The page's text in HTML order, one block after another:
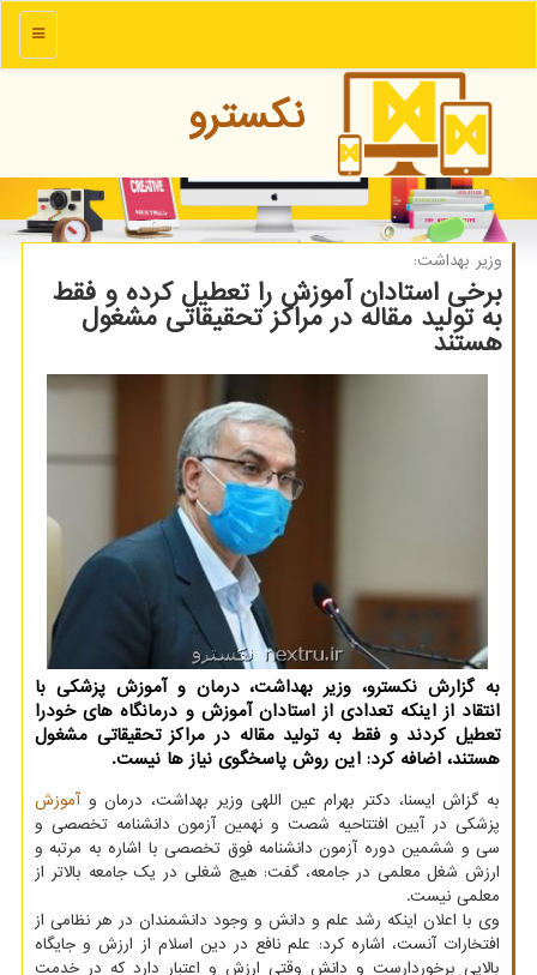
منو
نكسترو
وزیر بهداشت:
برخی استادان آموزش را تعطیل کرده و فقط
به تولید مقاله در مراکز تحقیقاتی مشغول
هستند
به گزارش نکسترو، وزیر بهداشت، درمان و آموزش پزشکی با
انتقاد از اینکه تعدادی از استادان آموزش و درمانگاه های خودرا
تعطیل کردند و فقط به تولید مقاله در مراکز تحقیقاتی مشغول
هستند، اضافه کرد: این روش پاسخگوی نیاز ها نیست.
به گزاش ایسنا، دکتر بهرام عین اللهی وزیر بهداشت، درمان وآموزش
پزشکی در آیین افتتاحیه شصت و نهمین آزمون دانشنامه تخصصی و
سی و ششمین دوره آزمون دانشنامه فوق تخصصی با اشاره به مرتبه و
ارزش شغل معلمی در جامعه، گفت: هیچ شغلی در یک جامعه بالاتر از
معلمی نیست.
وی با اعلان اینکه رشد علم و دانش و وجود دانشمندان در هر نظامی از
افتخارات آنست، اشاره کرد: علم نافع در دین اسلام از ارزش و جایگاه
بالایی برخوردارست و دانش وقتی ارزش و اعتبار دارد که در خدمت